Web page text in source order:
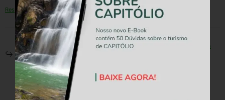
Responder
Agência de Turismo em Capitólio
MG disse:
09/04/2025 às
Entre em contato com a nossa Agência clique no link:
https://api.whatsapp.com/send/?